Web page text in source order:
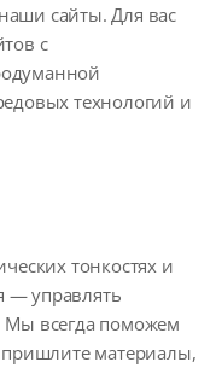
сайты. Для вас
с
технологий и
тонкостях и
— управлять
Мы всегда поможем
материалы,